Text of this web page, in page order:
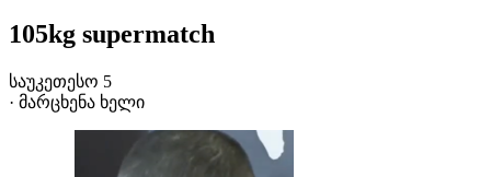
105kg supermatch
საუკეთესო 5
· მარცხენა ხელი